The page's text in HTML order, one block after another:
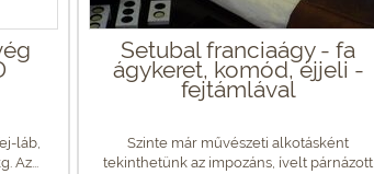
láb,
Az...
Setubal franciaágy - fa
ágykeret, komód, éjjeli -
fejtámlával
Szinte már művészeti alkotásként
tekinthetünk az impozáns, ívelt párnázott